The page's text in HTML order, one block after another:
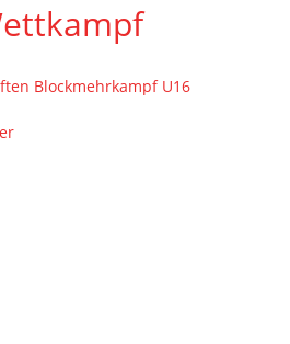
Blockmehrkampf U16